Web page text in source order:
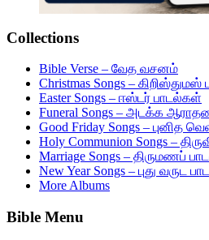
Collections
Bible Verse – வேத வசனம்
Christmas Songs –
Easter Songs – ஈஸ்டர் பாடல்கள்
Funeral Songs – அடக்க
Good Friday Songs – புனித
Holy Communion Songs –
Marriage Songs – திருமணப்
New Year Songs – புது வருட
More Albums
Bible Menu